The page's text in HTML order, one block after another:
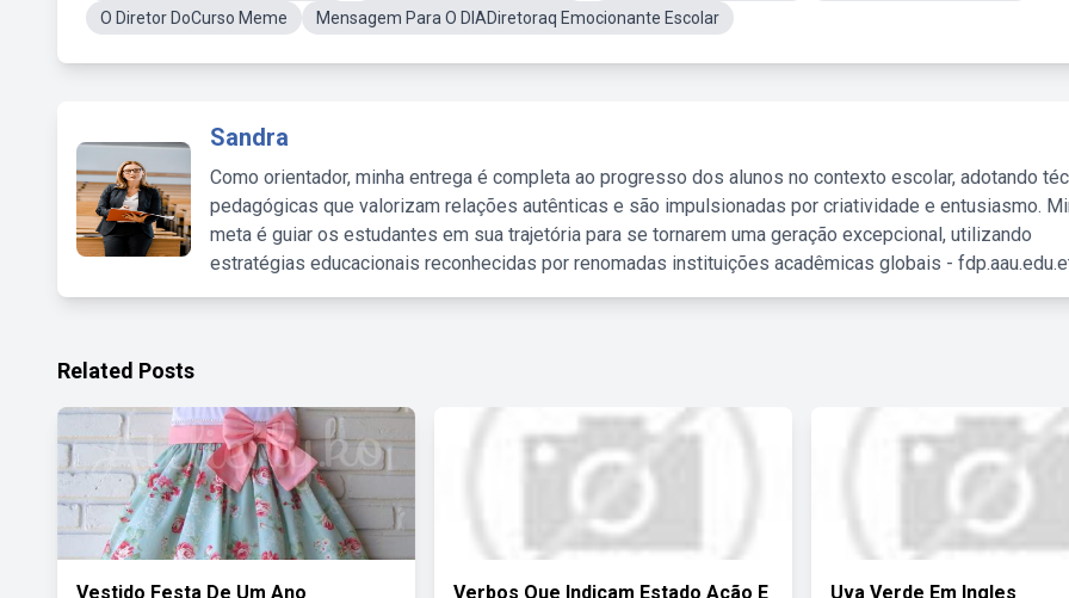
O Diretor DoCurso Meme
Mensagem Para O DIADiretoraq Emocionante Escolar
Sandra
Como orientador, minha entrega é completa ao progresso dos alunos no contexto escolar, adotando
pedagógicas que valorizam relações autênticas e são impulsionadas por criatividade e entusiasmo.
meta é guiar os estudantes em sua trajetória para se tornarem uma geração excepcional, utilizando
estratégias educacionais reconhecidas por renomadas instituições acadêmicas globais -
Related Posts
Vestido Festa De Um Ano Verbos Que Indicam Estado Ação E Uva Verde Em Ingles